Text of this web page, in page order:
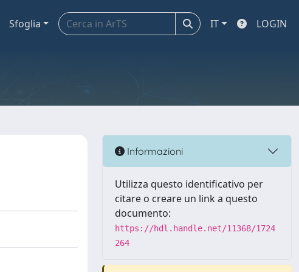
Sfoglia IT LOGIN
Informazioni
Utilizza questo identificativo per
citare o creare un link a questo
documento:
https://hdl.handle.net/11368/1724
264